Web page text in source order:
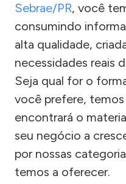
Sebrae/PR, você
consumindo
alta qualidade,
necessidades reais
Seja qual for o
você prefere,
encontrará o
seu negócio a
por nossas
temos a oferecer.